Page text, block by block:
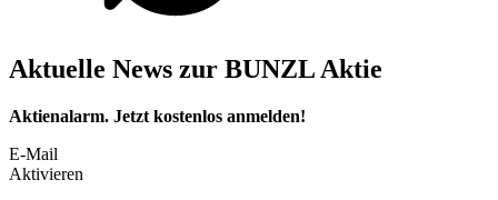
Aktuelle News zur BUNZL Aktie
Aktienalarm. Jetzt kostenlos anmelden!
E-Mail
Aktivieren